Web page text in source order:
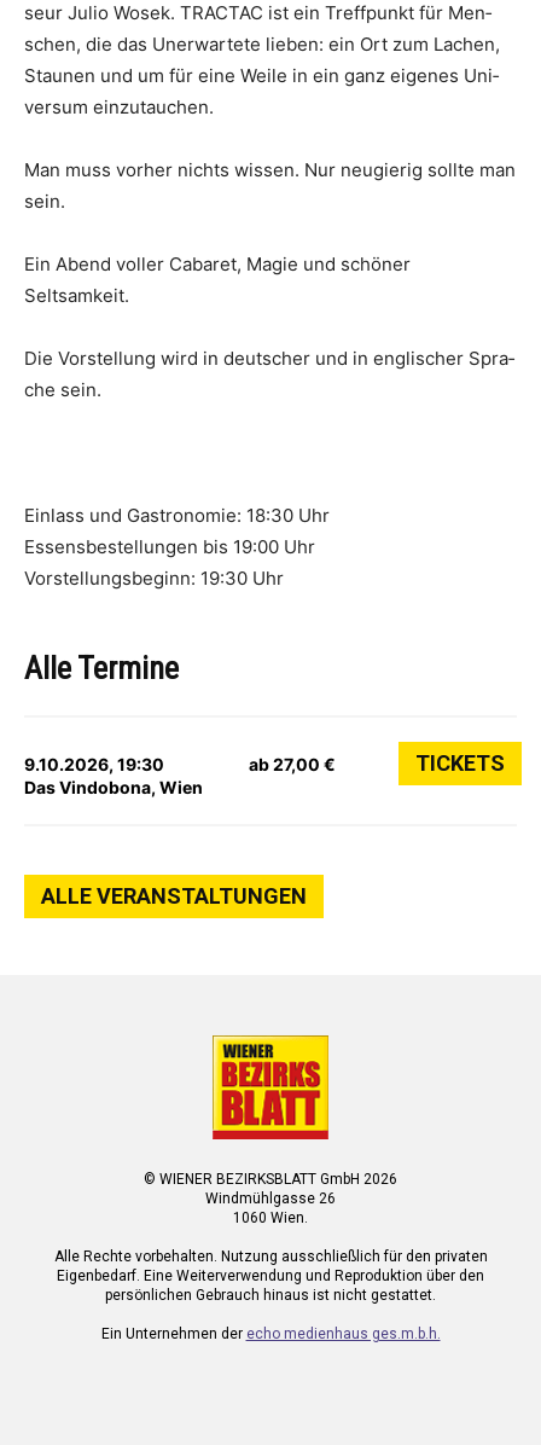
seur Julio Wosek. TRACTAC ist ein Treff­punkt für Men­
schen, die das Uner­war­te­te lie­ben: ein Ort zum Lachen,
Stau­nen und um für eine Wei­le in ein ganz eige­nes Uni­
ver­sum einzutauchen.
Man muss vor­her nichts wis­sen. Nur neu­gie­rig soll­te man
sein.
Ein Abend vol­ler Caba­ret, Magie und schö­ner
Seltsamkeit.
Die Vor­stel­lung wird in deut­scher und in eng­li­scher Spra­
che sein.
Einlass und Gastronomie: 18:30 Uhr
Essensbestellungen bis 19:00 Uhr
Vorstellungsbeginn: 19:30 Uhr
Alle Termine
9.10.2026, 19:30
Das Vindobona, Wien
ab 27,00 € TICKETS
ALLE VERANSTALTUNGEN
© WIENER BEZIRKSBLATT GmbH 2026
Windmühlgasse 26
1060 Wien.
Alle Rechte vorbehalten. Nutzung ausschließlich für den privaten
Eigenbedarf. Eine Weiterverwendung und Reproduktion über den
persönlichen Gebrauch hinaus ist nicht gestattet.
Ein Unternehmen der echo medienhaus ges.m.b.h.